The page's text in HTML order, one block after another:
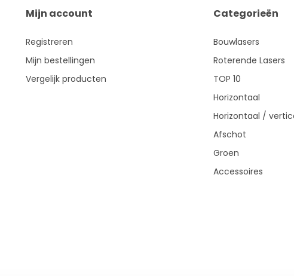
Mijn account
Registreren
Mijn bestellingen
Vergelijk producten
Categorieën
Bouwlasers
Roterende Lasers
TOP 10
Horizontaal
Horizontaal /
Afschot
Groen
Accessoires